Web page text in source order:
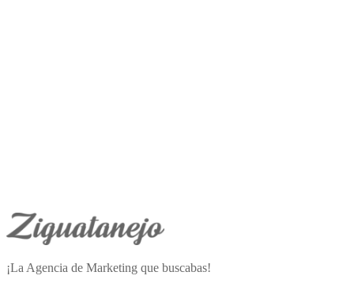
¡La Agencia de Marketing que buscabas!